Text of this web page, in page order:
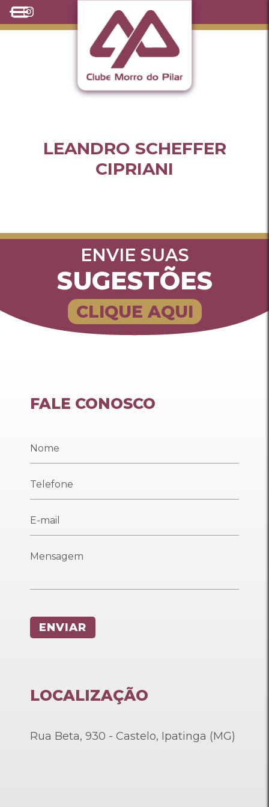
LEANDRO SCHEFFER
CIPRIANI
ENVIE SUAS
SUGESTÕES
CLIQUE AQUI
FALE CONOSCO
LOCALIZAÇÃO
Rua Beta, 930 - Castelo, Ipatinga (MG)